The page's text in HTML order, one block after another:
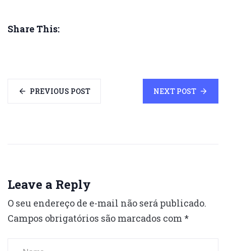
Share This:
PREVIOUS POST NEXT POST
Leave a Reply
O seu endereço de e-mail não será publicado.
Campos obrigatórios são marcados com *